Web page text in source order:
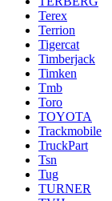
Terex
Terrion
Tigercat
Timberjack
Timken
Tmb
Toro
TOYOTA
Trackmobile
TruckPart
Tsn
Tug
TURNER